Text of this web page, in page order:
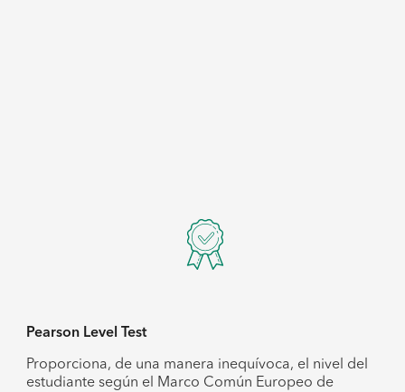
Pearson Level Test
Proporciona, de una manera inequívoca, el nivel del
estudiante según el Marco Común Europeo de